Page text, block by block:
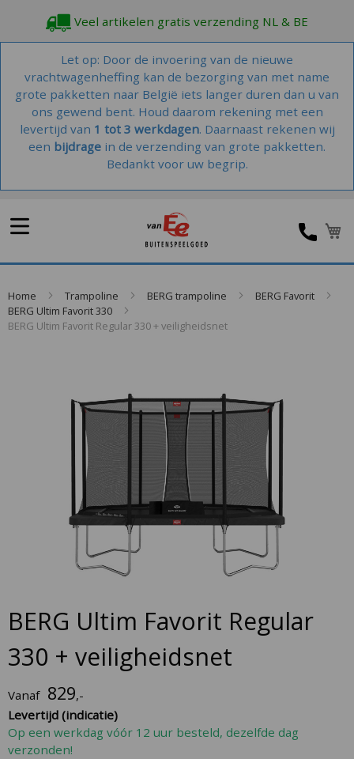
Veel artikelen gratis verzending NL & BE
Let op: Door de invoering van de nieuwe
vrachtwagenheffing kan de bezorging van met name
grote pakketten naar België iets langer duren dan u van
ons gewend bent. Houd daarom rekening met een
levertijd van 1 tot 3 werkdagen. Daarnaast rekenen wij
een bijdrage in de verzending van grote pakketten.
Bedankt voor uw begrip.
Home Trampoline BERG trampoline
BERG Favorit
BERG Ultim Favorit 330
BERG Ultim Favorit Regular 330 + veiligheidsnet
BERG Ultim Favorit Regular
330 + veiligheidsnet
Vanaf 829,-
Levertijd (indicatie)
Op een werkdag vóór 12 uur besteld, dezelfde dag
verzonden!
Skip
to
the
beginning
the
images
gallery